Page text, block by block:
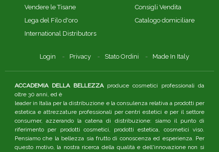
Vendere le Tisane
Lega del Filo d'oro
International Distributors
Consigli Vendita
Catalogo domiciliare
Login Privacy Stato Ordini Made In Italy
ACCADEMIA DELLA BELLEZZAproduce cosmetici professionali da
oltre 30 anni, ed è
leader in Italia per la distribuzione e la consulenza relativa a prodotti per
estetica e attrezzature professionali per centri estetici e per il settore
consumer, azzerando la catena di distribuzione: siamo il punto di
riferimento per prodotti cosmetici, prodotti estetica, cosmetici viso.
Pensiamo che la bellezza sia frutto di conoscenza ed esperienza. Per
questo motivo, la nostra ricerca della qualità e dell'innovazione non si